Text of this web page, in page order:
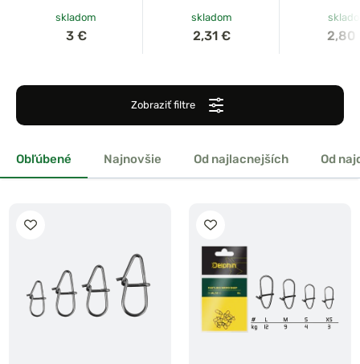
skladom
3 €
skladom
2,31 € 2,80
Zobraziť filtre
Obľúbené Najnovšie Od najlacnejších Od